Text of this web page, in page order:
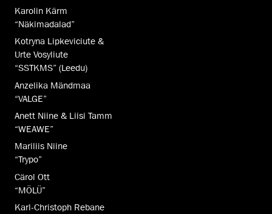
Karolin Kärm
“Näkimadalad”
Kotryna Lipkeviciute &
Urte Vosyliute
“SSTKMS” (Leedu)
Anzelika Mändmaa
“VALGE”
Anett Niine & Liisi Tamm
“WEAWE”
Mariliis Niine
“Trypo”
Cärol Ott
“MÖLÜ”
Karl-Christoph Rebane